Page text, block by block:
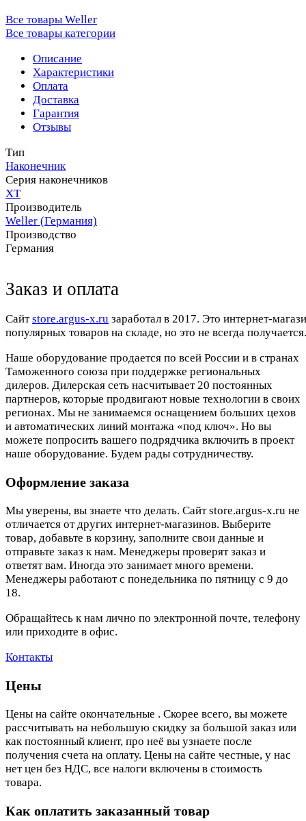
Все товары Weller
Все товары категории
Описание
Характеристики
Оплата
Доставка
Гарантия
Отзывы
Тип
Наконечник
Серия наконечников
XT
Производитель
Weller (Германия)
Производство
Германия
Заказ и оплата
Cайтstore.argus-x.ru заработал в 2017. Это интернет-
популярных товаров на складе, но это не всегда
Наше оборудование продается по всей России и в странах
Таможенного союза при поддержке региональных
дилеров. Дилерская сеть насчитывает 20 постоянных
партнеров, которые продвигают новые технологии в своих
регионах. Мы не занимаемся оснащением больших цехов
и автоматических линий монтажа «под ключ». Но вы
можете попросить вашего подрядчика включить в проект
наше оборудование. Будем рады сотрудничеству.
Оформление заказа
Мы уверены, вы знаете что делать. Сайт store.argus-x.ru не
отличается от других интернет-магазинов. Выберите
товар, добавьте в корзину, заполните свои данные и
отправьте заказ к нам. Менеджеры проверят заказ и
ответят вам. Иногда это занимает много времени.
Менеджеры работают с понедельника по пятницу с 9 до
18.
Обращайтесь к нам лично по электронной почте, телефону
или приходите в офис.
Контакты
Цены
Цены на сайте окончательные . Скорее всего, вы можете
рассчитывать на небольшую скидку за большой заказ или
как постоянный клиент, про неё вы узнаете после
получения счета на оплату. Цены на сайте честные, у нас
нет цен без НДС, все налоги включены в стоимость
товара.
Как оплатить заказанный товар